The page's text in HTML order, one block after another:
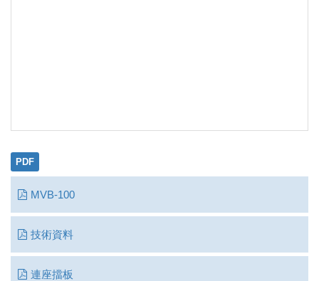
PDF
MVB-100
技術資料
連座擋板